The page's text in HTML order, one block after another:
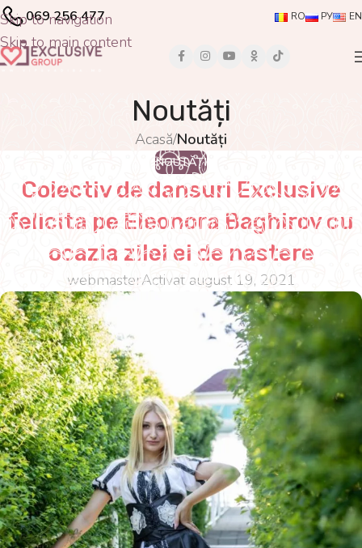
Skip to navigation
Skip to main content
069 256 477 RO РУ EN
Noutăți
Acasă/Noutăți
NOUTĂȚI
Colectiv de dansuri Exclusive
felicita pe Eleonora Baghirov cu
ocazia zilei ei de nastere
webmasterActivat august 19, 2021